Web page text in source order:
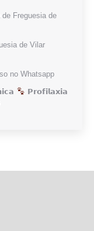
Freguesia de
de Vilar
no Whatsapp
𝗣𝗿𝗼𝗳𝗶𝗹𝗮𝘅𝗶𝗮